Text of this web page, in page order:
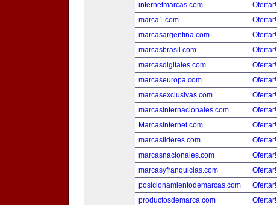
internetmarcas.com
Ofertar!
marca1.com
Ofertar!
marcasargentina.com
Ofertar!
marcasbrasil.com
Ofertar!
marcasdigitales.com
Ofertar!
marcaseuropa.com
Ofertar!
marcasexclusivas.com
Ofertar!
marcasinternacionales.com
Ofertar!
MarcasInternet.com
Ofertar!
marcaslideres.com
Ofertar!
marcasnacionales.com
Ofertar!
marcasyfranquicias.com
Ofertar!
posicionamientodemarcas.com
Ofertar!
productosdemarca.com
Ofertar!